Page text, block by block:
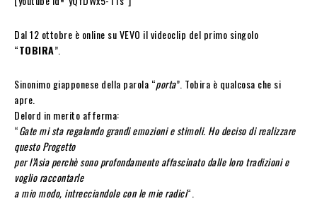
Dal 12 ottobre è online su VEVO il videoclip del primo singolo
“TOBIRA”.
Sinonimo giapponese della parola “porta”. Tobira è qualcosa che si
apre.
Delord in merito afferma:
“Gate mi sta regalando grandi emozioni e stimoli. Ho deciso di realizzare
questo Progetto
per l’Asia perchè sono profondamente affascinato dalle loro tradizioni e
voglio raccontarle
a mio modo, intrecciandole con le mie radici“.